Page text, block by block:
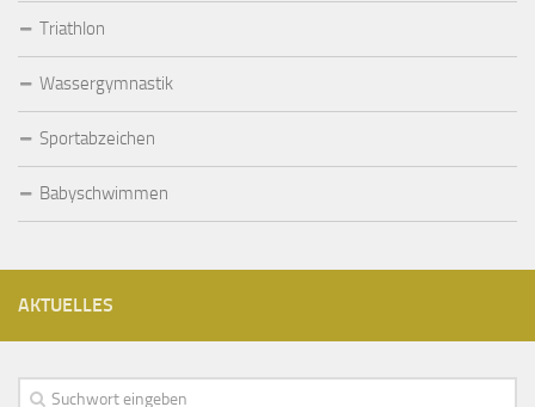
Triathlon
Wassergymnastik
Sportabzeichen
Babyschwimmen
AKTUELLES